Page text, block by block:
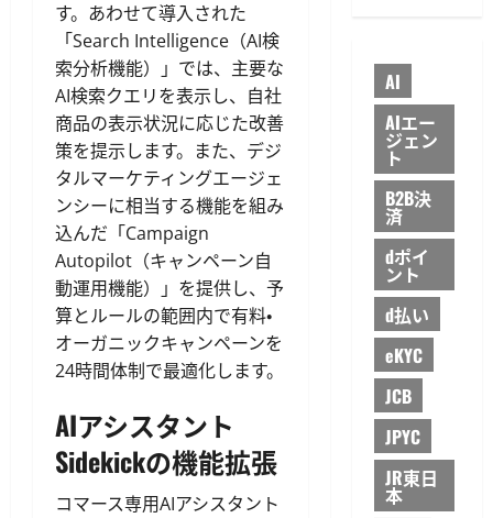
す。あわせて導入された
「Search Intelligence（AI検
索分析機能）」では、主要な
AI検索クエリを表示し、自社
商品の表示状況に応じた改善
策を提示します。また、デジ
タルマーケティングエージェ
ンシーに相当する機能を組み
込んだ「Campaign
Autopilot（キャンペーン自
動運用機能）」を提供し、予
算とルールの範囲内で有料・
オーガニックキャンペーンを
24時間体制で最適化します。
AIアシスタント
Sidekickの機能拡張
コマース専用AIアシスタント
AI
AIエー
ジェン
ト
B2B決
済
dポイ
ント
d払い
eKYC
JCB
JPYC
JR東日
本